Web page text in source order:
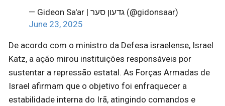
— Gideon Sa'ar | גדעון סער (@gidonsaar)
June 23, 2025
De acordo com o ministro da Defesa israelense, Israel
Katz, a ação mirou instituições responsáveis por
sustentar a repressão estatal. As Forças Armadas de
Israel afirmam que o objetivo foi enfraquecer a
estabilidade interna do Irã, atingindo comandos e